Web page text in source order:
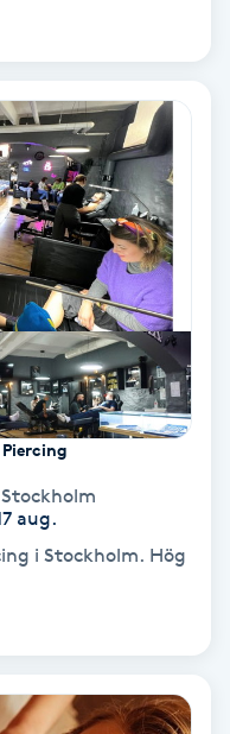
Stockholm
aug.
i Stockholm. Hög